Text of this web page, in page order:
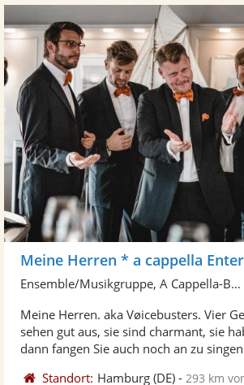
Ensemble/Musikgruppe, A Cappella-Band
Meine Herren. aka Vøicebusters. Vier
sehen gut aus, sie sind charmant, sie
dann fangen Sie auch noch an zu
Standort: Hamburg (DE) - 293 km